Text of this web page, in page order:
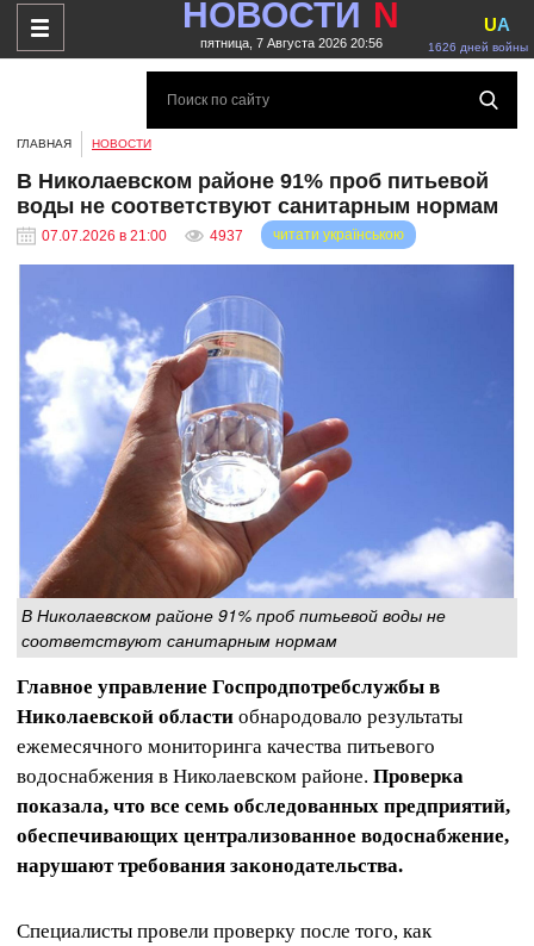
НОВОСТИ N
пятница, 7 Августа 2026 20:56 1626 дней войны
UA
ГЛАВНАЯ НОВОСТИ
В Николаевском районе 91% проб питьевой
воды не соответствуют санитарным нормам
07.07.2026 в 21:00 4937 читати українською
В Николаевском районе 91% проб питьевой воды не
соответствуют санитарным нормам
Главное управление Госпродпотребслужбы в
Николаевской области обнародовало результаты
ежемесячного мониторинга качества питьевого
водоснабжения в Николаевском районе. Проверка
показала, что все семь обследованных предприятий,
обеспечивающих централизованное водоснабжение,
нарушают требования законодательства.
Специалисты провели проверку после того, как